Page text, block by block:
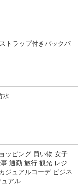
トラップ付きバックパ
水
ッピング 買い物 女子
通勤 旅行 観光 レジ
ジュアルコーデ ビジネ
ュアル